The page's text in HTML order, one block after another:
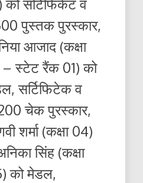
पुस्तक पुरस्कार,
आजाद (कक्षा
– स्टेट रैंक 01) को
सर्टिफिटेक व
चेक पुरस्कार,
शर्मा (कक्षा 04)
सिंह (कक्षा
को मेडल,